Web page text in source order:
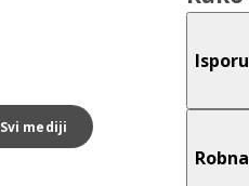
Svi mediji